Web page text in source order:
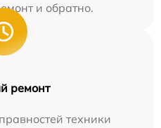
и обратно.
ремонт
техники